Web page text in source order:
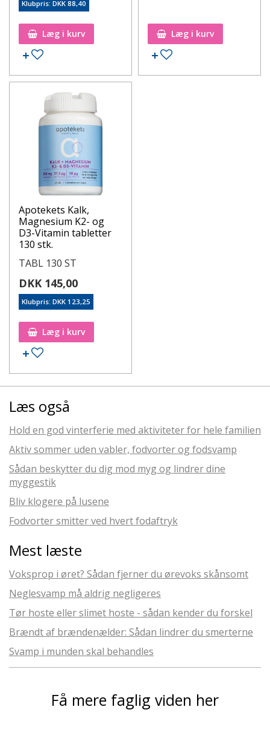
Klubpris: DKK 88,40
Læg i kurv Læg i kurv
Apotekets Kalk,
Magnesium K2- og
D3-Vitamin tabletter
130 stk.
TABL 130 ST
DKK 145,00
Klubpris: DKK 123,25
Læg i kurv
Læs også
Hold en god vinterferie med aktiviteter for hele familien
Aktiv sommer uden vabler, fodvorter og fodsvamp
Sådan beskytter du dig mod myg og lindrer dine
myggestik
Bliv klogere på lusene
Fodvorter smitter ved hvert fodaftryk
Mest læste
Voksprop i øret? Sådan fjerner du ørevoks skånsomt
Neglesvamp må aldrig negligeres
Tør hoste eller slimet hoste - sådan kender du forskel
Brændt af brændenælder: Sådan lindrer du smerterne
Svamp i munden skal behandles
Få mere faglig viden her